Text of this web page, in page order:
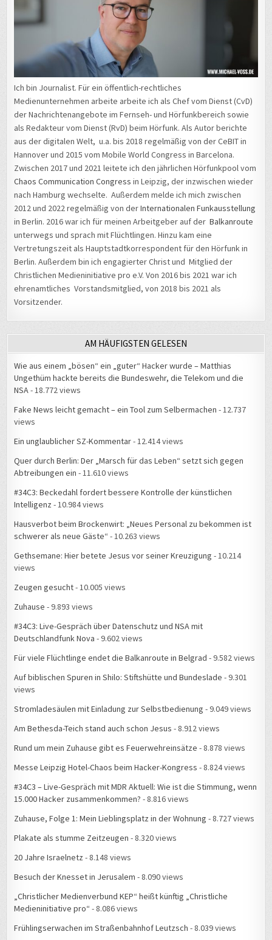
Ich bin Journalist. Für ein öffentlich-rechtliches
Medienunternehmen arbeite arbeite ich als Chef vom Dienst (CvD)
der Nachrichtenangebote im Fernseh- und Hörfunkbereich sowie
als Redakteur vom Dienst (RvD) beim Hörfunk. Als Autor berichte
aus der digitalen Welt, u.a. bis 2018 regelmäßig von der CeBIT in
Hannover und 2015 vom Mobile World Congress in Barcelona.
Zwischen 2017 und 2021 leitete ich den jährlichen Hörfunkpool vom
Chaos Communication Congress in Leipzig, der inzwischen wieder
nach Hamburg wechselte. Außerdem melde ich mich zwischen
2012 und 2022 regelmäßig von derInternationalen Funkausstellung
in Berlin. 2016 war ich für meinen Arbeitgeber auf derBalkanroute
unterwegs und sprach mit Flüchtlingen. Hinzu kam eine
Vertretungszeit als Hauptstadtkorrespondent für den Hörfunk in
Berlin. Außerdem bin ich engagierter Christ und Mitglied der
Christlichen Medieninitiative pro e.V. Von 2016 bis 2021 war ich
ehrenamtliches Vorstandsmitglied, von 2018 bis 2021 als
Vorsitzender.
AM HÄUFIGSTEN GELESEN
Wie aus einem „bösen“ ein „guter“ Hacker wurde – Matthias
Ungethüm hackte bereits die Bundeswehr, die Telekom und die
NSA- 18.772 views
Fake News leicht gemacht – ein Tool zum Selbermachen - 12.737
views
Ein unglaublicher SZ-Kommentar- 12.414 views
Quer durch Berlin: Der „Marsch für das Leben“ setzt sich gegen
Abtreibungen ein - 11.610 views
#34C3: Beckedahl fordert bessere Kontrolle der künstlichen
Intelligenz - 10.984 views
Hausverbot beim Brockenwirt: „Neues Personal zu bekommen ist
schwerer als neue Gäste“ - 10.263 views
Gethsemane: Hier betete Jesus vor seiner Kreuzigung - 10.214
views
Zeugen gesucht- 10.005 views
Zuhause - 9.893 views
#34C3: Live-Gespräch über Datenschutz und NSA mit
Deutschlandfunk Nova - 9.602 views
Für viele Flüchtlinge endet die Balkanroute in Belgrad - 9.582 views
Auf biblischen Spuren in Shilo: Stiftshütte und Bundeslade - 9.301
views
Stromladesäulen mit Einladung zur Selbstbedienung - 9.049 views
Am Bethesda-Teich stand auch schon Jesus - 8.912 views
Rund um mein Zuhause gibt es Feuerwehreinsätze - 8.878 views
Messe Leipzig Hotel-Chaos beim Hacker-Kongress - 8.824 views
#34C3 – Live-Gespräch mit MDR Aktuell: Wie ist die Stimmung, wenn
15.000 Hacker zusammenkommen? - 8.816 views
Zuhause, Folge 1: Mein Lieblingsplatz in der Wohnung - 8.727 views
Plakate als stumme Zeitzeugen - 8.320 views
20 Jahre Israelnetz - 8.148 views
Besuch der Knesset in Jerusalem - 8.090 views
„Christlicher Medienverbund KEP“ heißt künftig „Christliche
Medieninitiative pro“ - 8.086 views
Frühlingserwachen im Straßenbahnhof Leutzsch - 8.039 views